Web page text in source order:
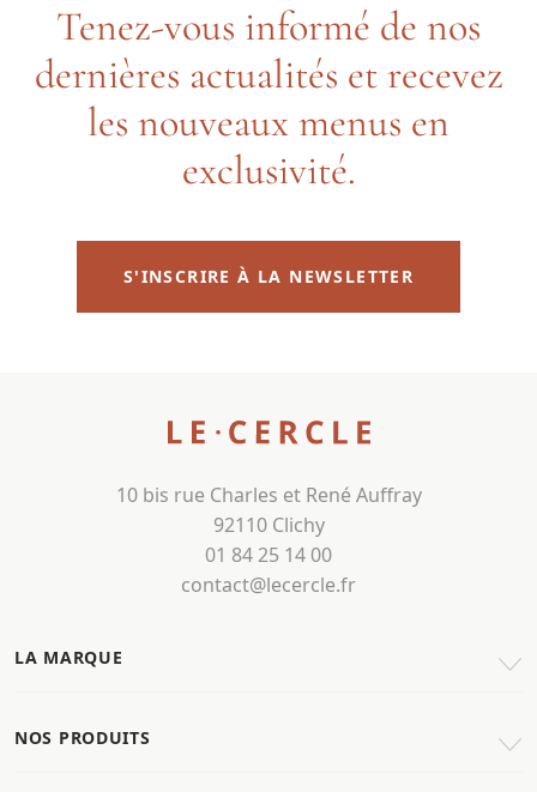
Tenez-vous informé de nos
dernières actualités et recevez
les nouveaux menus en
exclusivité.
S'INSCRIRE À LA NEWSLETTER
10 bis rue Charles et René Auffray
92110 Clichy
01 84 25 14 00
contact@lecercle.fr
LA MARQUE
NOS PRODUITS